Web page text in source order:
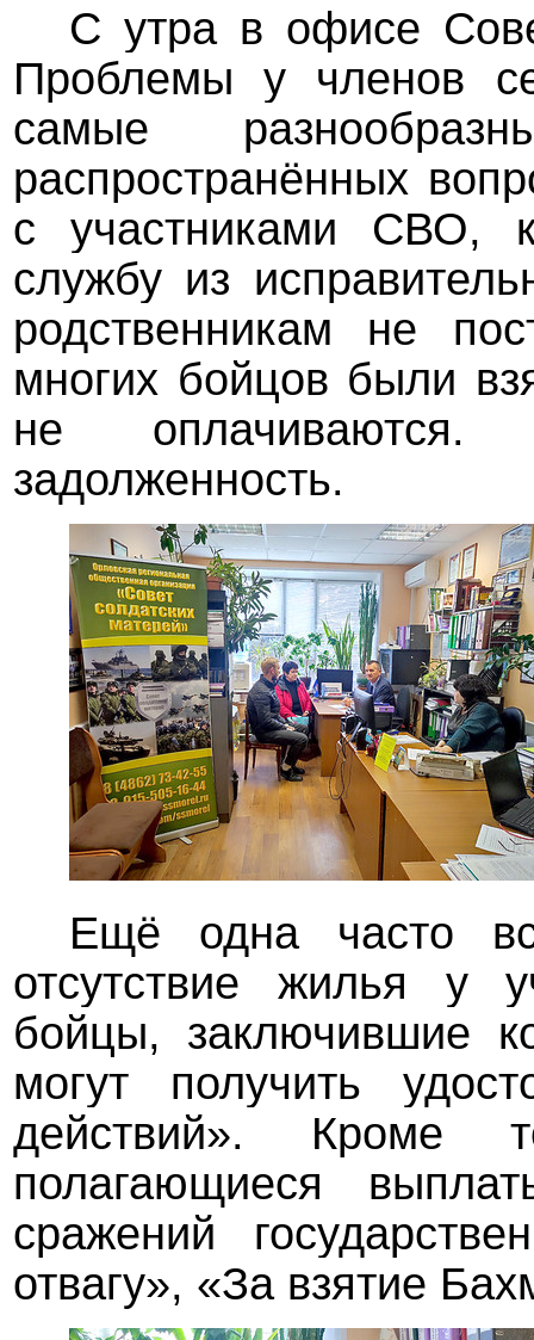
С утра в офисе
Проблемы у членов
самые
распространённых
с участниками СВО,
службу из
родственникам не
многих бойцов были
не оплачиваются.
задолженность.
Ещё одна часто
отсутствие жилья у
бойцы, заключившие
могут получить
действий». Кроме
полагающиеся
сражений
отвагу», «За взятие